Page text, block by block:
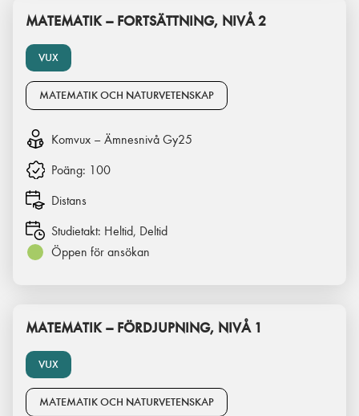
VUX
MATEMATIK – FORTSÄTTNING, NIVÅ 2
MATEMATIK OCH NATURVETENSKAP
Komvux – Ämnesnivå Gy25
Poäng: 100
Distans
Studietakt: Heltid, Deltid
Öppen för ansökan
VUX
MATEMATIK – FÖRDJUPNING, NIVÅ 1
MATEMATIK OCH NATURVETENSKAP